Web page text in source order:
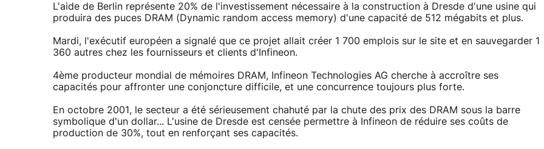
L'aide de Berlin représente 20% de l'investissement nécessaire à la construction à Dresde d'une usine qui
produira des puces DRAM (Dynamic random access memory) d'une capacité de 512 mégabits et plus.
Mardi, l'exécutif européen a signalé que ce projet allait créer 1 700 emplois sur le site et en sauvegarder 1
360 autres chez les fournisseurs et clients d'Infineon.
4ème producteur mondial de mémoires DRAM, Infineon Technologies AG cherche à accroître ses
capacités pour affronter une conjoncture difficile, et une concurrence toujours plus forte.
En octobre 2001, le secteur a été sérieusement chahuté par la chute des prix des DRAM sous la barre
symbolique d'un dollar... L'usine de Dresde est censée permettre à Infineon de réduire ses coûts de
production de 30%, tout en renforçant ses capacités.